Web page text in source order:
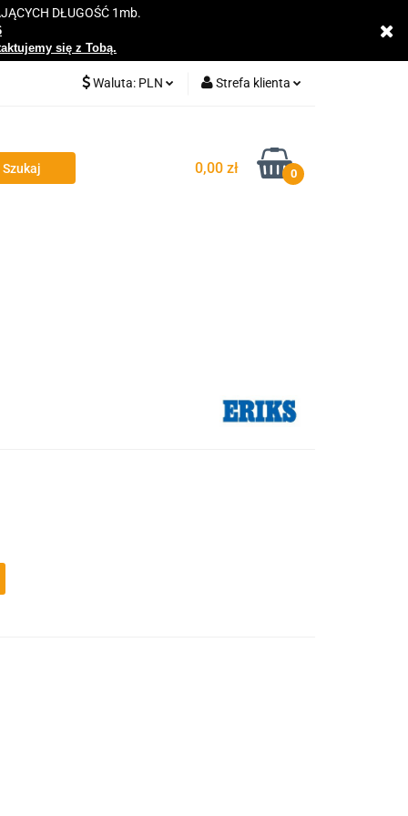
DŁUGOŚĆ 1mb.
się z Tobą.
Waluta: PLN Strefa klienta
Zarejestruj się
Dodaj zgłoszenie
0,00 zł 0